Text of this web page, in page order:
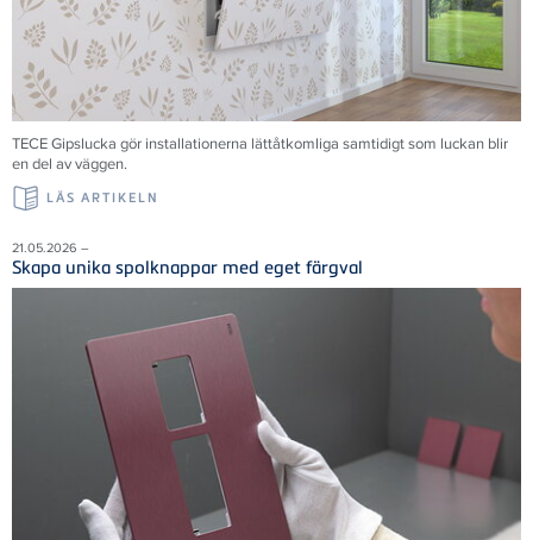
TECE Gipslucka gör installationerna lättåtkomliga samtidigt som luckan blir
en del av väggen.
LÄS ARTIKELN
21.05.2026 –
Skapa unika spolknappar med eget färgval